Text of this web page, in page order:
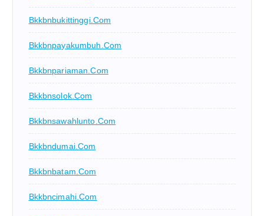
Bkkbnbukittinggi.com
Bkkbnpayakumbuh.com
Bkkbnpariaman.com
Bkkbnsolok.com
Bkkbnsawahlunto.com
Bkkbndumai.com
Bkkbnbatam.com
Bkkbncimahi.com